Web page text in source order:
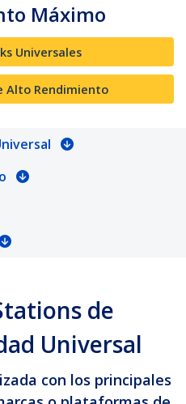
Máximo
Universales
Alto Rendimiento
de
Universal
con los principales